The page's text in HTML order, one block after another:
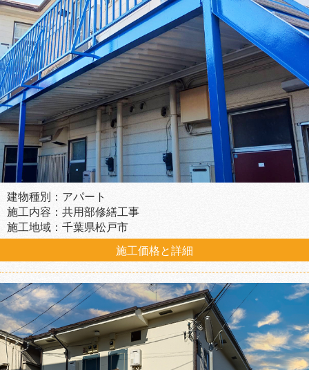
建物種別：アパート
施工内容：共用部修繕工事
施工地域：千葉県松戸市
施工価格と詳細